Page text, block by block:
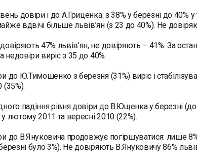
довіри і до А.Гриценка: з 38% у березні до
вдвічі більше львів’ян (з 23 до 40%). Не
47% львів’ян, не довіряють – 41%. За
недовіри виріс з 35 до 40%.
до Ю.Тимошенко з березня (31%) виріс і
(35%).
падіння рівня довіри до В.Ющенка у березні (до
лютому 2011 та вересні 2010 (22%).
до В.Януковича продовжує погіршуватися: лише
було 3%). Не довіряють В.Януковичу 86%